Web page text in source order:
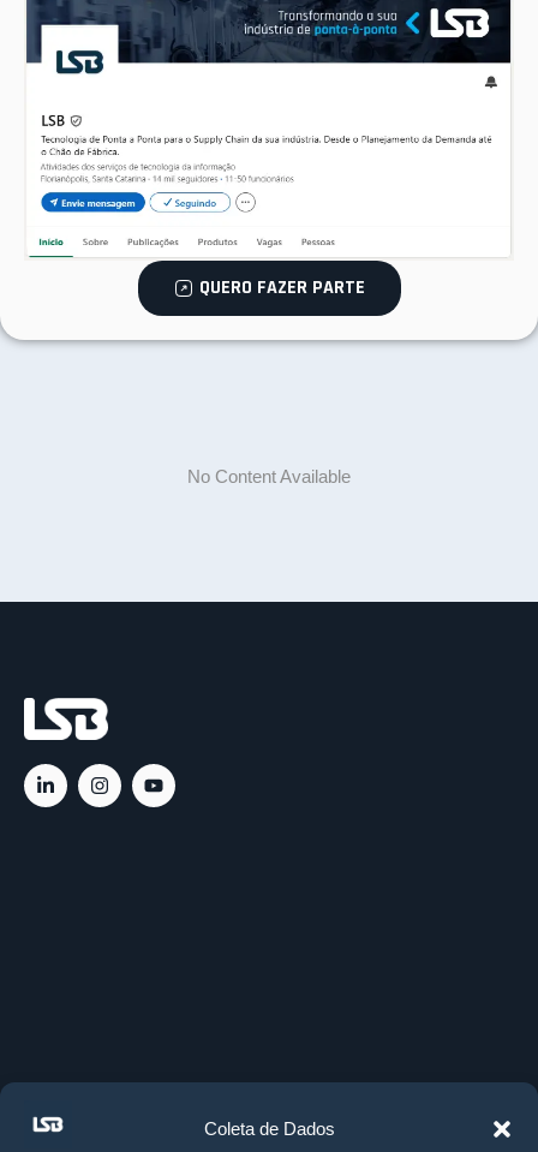
Coleta de Dados
QUERO FAZER PARTE
No Content Available